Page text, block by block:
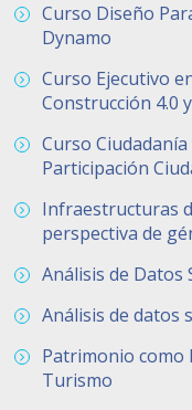
Curso Diseño
Dynamo
Curso Ejecutivo
Construcción 4.0
Curso
Participación
Infraestructuras
perspectiva de
Análisis de Datos
Análisis de datos
Patrimonio como
Turismo